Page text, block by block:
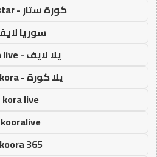
كورة ستار - kora star
سوريا
يلا لايف - yalla live
يلا كورة - yallakora
kora live
kooralive
koora 365